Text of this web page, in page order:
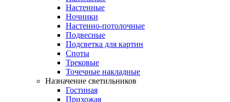
Настенные
Ночники
Настенно-потолочные
Подвесные
Подсветка для картин
Споты
Трековые
Точечные накладные
Назначение светильников
Гостиная
Прихожая